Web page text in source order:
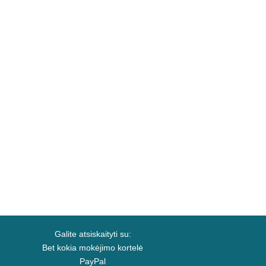
Galite atsiskaityti su:
Bet kokia mokėjimo kortelė
PayPal